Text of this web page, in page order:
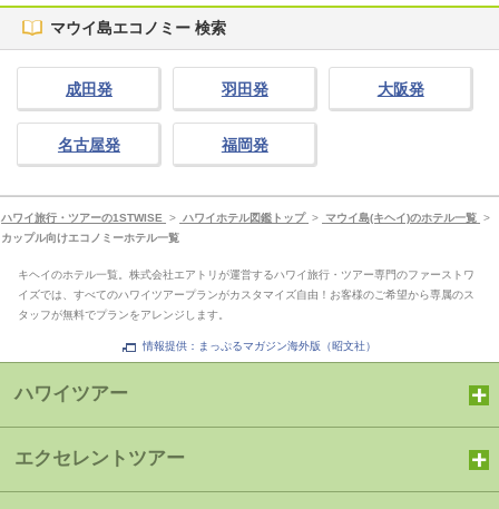
マウイ島エコノミー 検索
成田発 羽田発 大阪発
名古屋発 福岡発
ハワイ旅行・ツアーの1STWISE > ハワイホテル図鑑トップ > マウイ島(キヘイ)のホテル一覧 >
カップル向けエコノミーホテル一覧
キヘイのホテル一覧。株式会社エアトリが運営するハワイ旅行・ツアー専門のファーストワ
イズでは、すべてのハワイツアープランがカスタマイズ自由！お客様のご希望から専属のス
タッフが無料でプランをアレンジします。
情報提供：まっぷるマガジン海外版（昭文社）
ハワイツアー
エクセレントツアー